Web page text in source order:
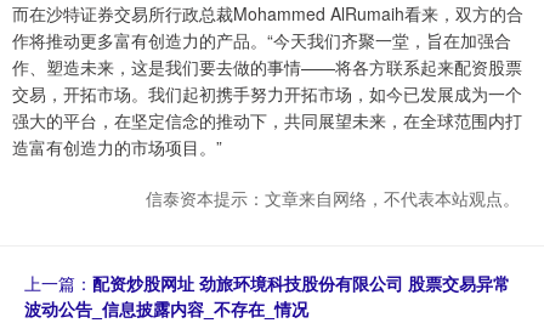
而在沙特证券交易所行政总裁Mohammed AlRumaih看来，双方的合
作将推动更多富有创造力的产品。“今天我们齐聚一堂，旨在加强合
作、塑造未来，这是我们要去做的事情——将各方联系起来配资股票
交易，开拓市场。我们起初携手努力开拓市场，如今已发展成为一个
强大的平台，在坚定信念的推动下，共同展望未来，在全球范围内打
造富有创造力的市场项目。”
信泰资本提示：文章来自网络，不代表本站观点。
上一篇： 配资炒股网址 劲旅环境科技股份有限公司 股票交易异常
波动公告_信息披露内容_不存在_情况